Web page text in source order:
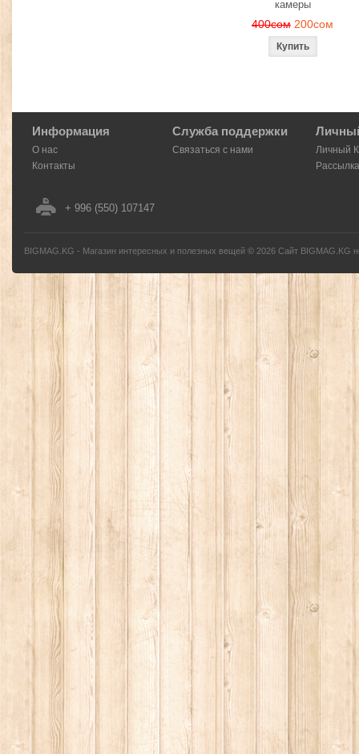
камеры
400сом 200сом
Информация
О нас
Контакты
Служба поддержки
Связаться с нами
Личный
Рассылка
+ 996 (550) 107147
BIGMAG.KG - Магазин интересных и полезных вещей © 2026 Сайт BIGMAG.KG
без письменного разрешения автора - запрещено, и будет преследоваться по